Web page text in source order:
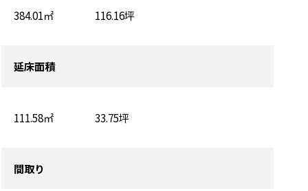
384.01㎡ 116.16坪
延床面積
111.58㎡ 33.75坪
間取り